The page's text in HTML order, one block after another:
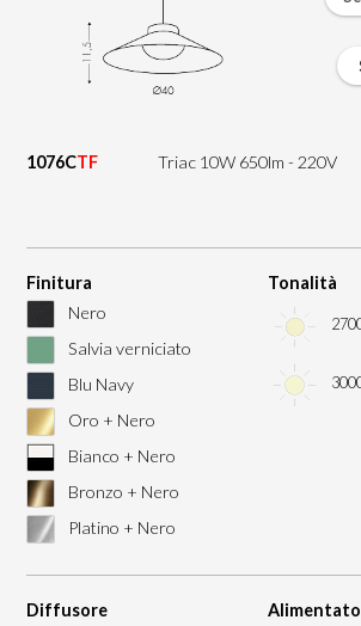
1076CTF Triac 10W 650lm - 220V
Finitura
Nero
Salvia verniciato
Blu Navy
Oro + Nero
Bianco + Nero
Bronzo + Nero
Platino + Nero
Tonalità
Diffusore